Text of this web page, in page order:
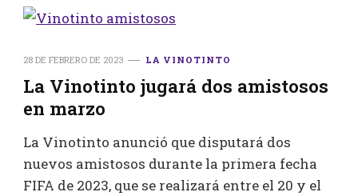
28 DE FEBRERO DE 2023 LA VINOTINTO
La Vinotinto jugará dos amistosos
en marzo
La Vinotinto anunció que disputará dos
nuevos amistosos durante la primera fecha
FIFA de 2023, que se realizará entre el 20 y el